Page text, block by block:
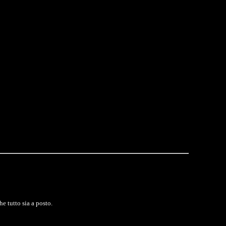
tutto sia a posto.